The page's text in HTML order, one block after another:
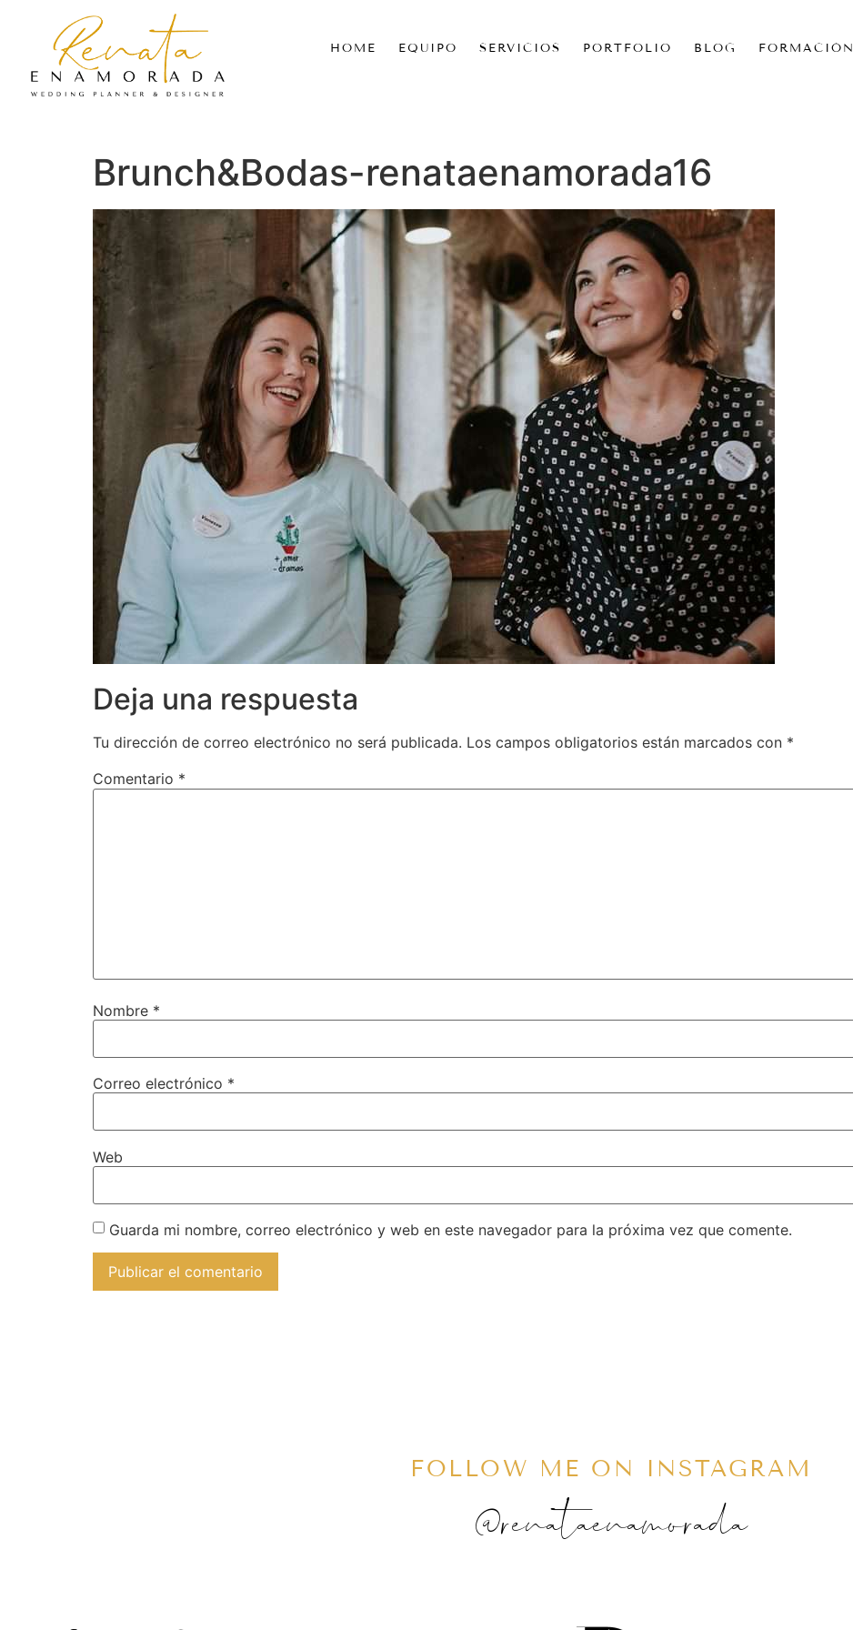
HOME EQUIPO SERVICIOS PORTFOLIO BLOG FORMACIÓN
Brunch&Bodas-renataenamorada16
Deja una respuesta
Tu dirección de correo electrónico no será publicada. Los campos obligatorios están marcados con *
Comentario *
Nombre *
Correo electrónico *
Web
Guarda mi nombre, correo electrónico y web en este navegador para la próxima vez que comente.
FOLLOW ME ON INSTAGRAM
@renataenamorada